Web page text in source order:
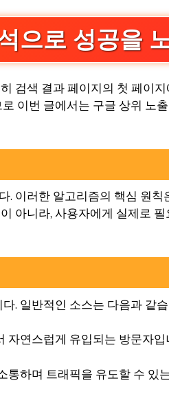
으로 성공을
검색 결과 페이지의 첫 페이
이번 글에서는 구글 상위 노
. 이러한 알고리즘의 핵심 원칙
아니라, 사용자에게 실제로
. 일반적인 소스는 다음과 같
자연스럽게 유입되는 방문자입
통하며 트래픽을 유도할 수 있